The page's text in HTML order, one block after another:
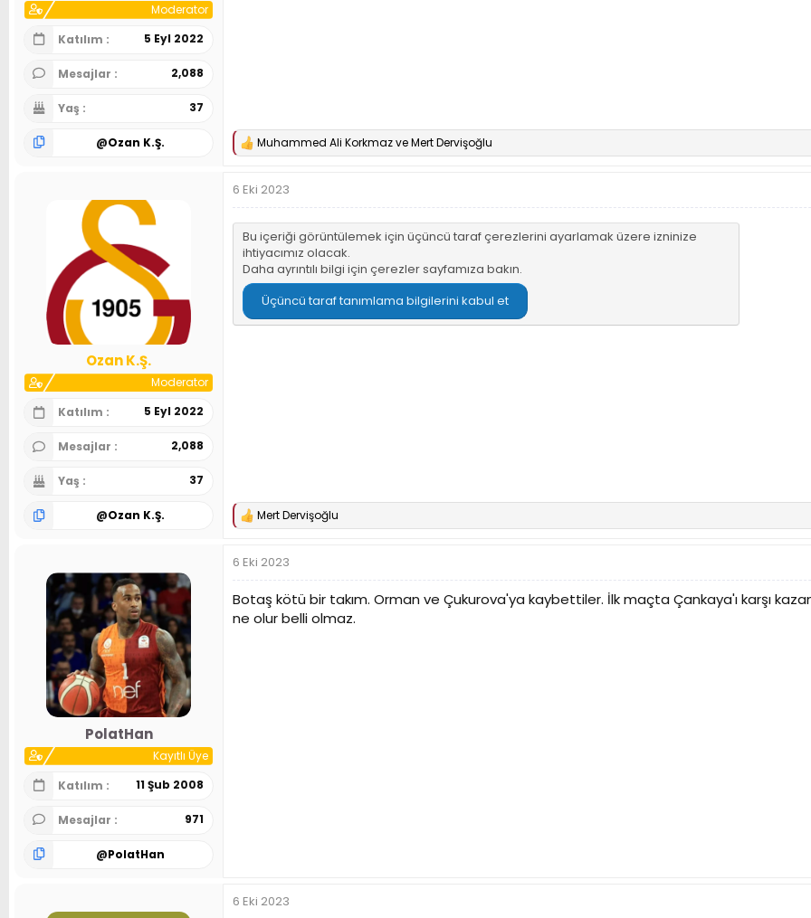
Moderator
Katılım
5 Eyl 2022
Mesajlar 2,088
Yaş 37
@Ozan K.Ş.
T
k
i
l
e
Muhammed Ali KorkmazveMert Dervişoğlu
Ozan K.Ş.
Moderator
Katılım
5 Eyl 2022
Mesajlar 2,088
Yaş 37
@Ozan K.Ş.
6 Eki 2023
Bu içeriği görüntülemek için üçüncü taraf çerezlerini ayarlamak üzere izninize
ihtiyacımız olacak.
Daha ayrıntılı bilgi için çerezler sayfamıza bakın.
Üçüncü taraf tanımlama bilgilerini kabul et
T
k
i
l
e
r
Mert Dervişoğlu
PolatHan
Kayıtlı Üye
Katılım
11 Şub 2008
Mesajlar 971
@PolatHan
6 Eki 2023
Botaş kötü bir takım. Orman ve Çukurova'ya kaybettiler. İlk maçta Çankaya'ı karşı
ne olur belli olmaz.
6 Eki 2023